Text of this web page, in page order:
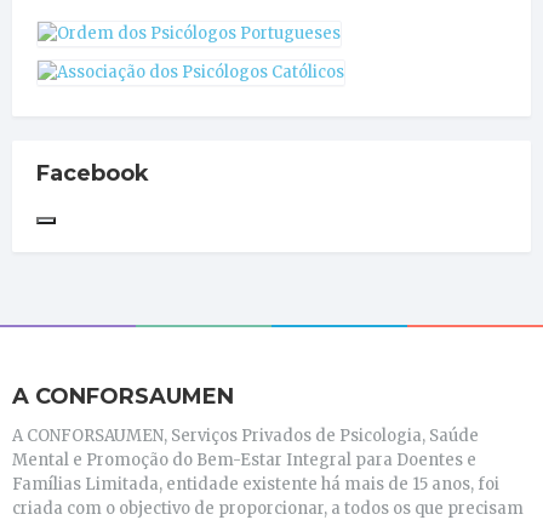
Facebook
A CONFORSAUMEN
A CONFORSAUMEN, Serviços Privados de Psicologia, Saúde
Mental e Promoção do Bem-Estar Integral para Doentes e
Famílias Limitada, entidade existente há mais de 15 anos, foi
criada com o objectivo de proporcionar, a todos os que precisam